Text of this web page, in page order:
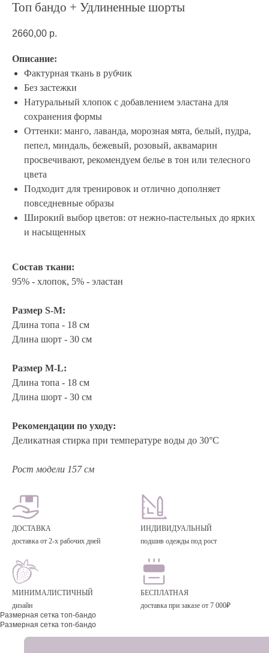
Топ бандо + Удлиненные шорты
2660,00 р.
Описание:
Фактурная ткань в рубчик
Без застежки
Натуральный хлопок с добавлением эластана для
сохранения формы
Оттенки: манго, лаванда, морозная мята, белый, пудра,
пепел, миндаль, бежевый, розовый, аквамарин
просвечивают, рекомендуем белье в тон или телесного
цвета
Подходит для тренировок и отлично дополняет
повседневные образы
Широкий выбор цветов: от нежно-пастельных до ярких
и насыщенных
Состав ткани:
95% - хлопок, 5% - эластан
Размер S-M:
Длина топа - 18 см
Длина шорт - 30 см
Размер M-L:
Длина топа - 18 см
Длина шорт - 30 см
Рекомендации по уходу:
Деликатная стирка при температуре воды до 30°C
Рост модели 157 см
ДОСТАВКА
доставка от 2-х рабочих дней
ИНДИВИДУАЛЬНЫЙ
подшив одежды под рост
МИНИМАЛИСТИЧНЫЙ
дизайн
БЕСПЛАТНАЯ
доставка при заказе от 7 000₽
Размерная сетка топ-бандо
Размерная сетка топ-бандо